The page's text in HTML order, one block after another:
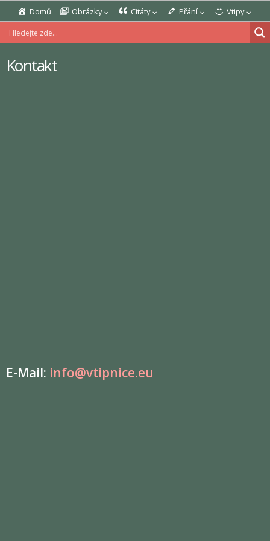
Domů Obrázky Citáty Přání Vtipy
Kontakt
E-Mail: info@vtipnice.eu